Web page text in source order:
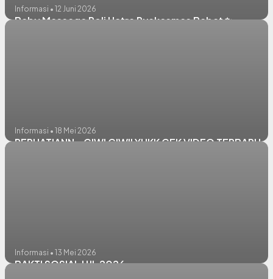
Informasi • 12 Juni 2026
Baby Massage Poli Hatra Puskesmas Babat ✨️
Informasi • 18 Mei 2026
PERHATIANN.. CIWI CIWII YUKK CEK VIDEO TERBARU...
Informasi • 13 Mei 2026
BAKTI SOSIAL HJL 2026